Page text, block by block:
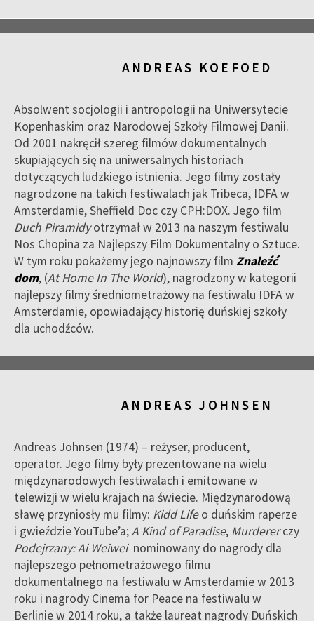
ANDREAS KOEFOED
Absolwent socjologii i antropologii na Uniwersytecie
Kopenhaskim oraz Narodowej Szkoły Filmowej Danii.
Od 2001 nakręcił szereg filmów doku­mentalnych
skupiających się na uniwersalnych historiach
dotyczących ludzkiego istnienia. Jego filmy zostały
nagrodzone na takich festiwalach jak Tribeca, IDFA w
Amsterdamie, Sheffield Doc czy CPH:DOX. Jego film
Duch Piramidyotrzymał w 2013 na naszym festiwalu
Nos Chopina za Naj­lepszy Film Dokumentalny o Sztuce.
W tym roku pokażemy jego najnowszy film Znaleźć
dom, (At Home In The World), nagrodzony w kategorii
naj­lepszy filmy średniometrażowy na festiwalu IDFA w
Amsterdamie, opowiadający historię duńskiej szkoły
dla uchodźców.
ANDREAS JOHNSEN
Andreas Johnsen (1974) – reżyser, producent,
operator. Jego filmy były prezentowane na wielu
międzynarodowych festiwalach i emitowane w
telewizji w wielu krajach na świecie. Międzynarodową
sławę przyniosły mu filmy: Kidd Lifeo duńskim raperze
i gwieździe YouTube’a;A Kind of Paradise, Murdererczy
Podejrzany: Ai Weiweinominowany do nagrody dla
najlepszego pełnometrażowego filmu
dokumentalnego na festiwalu w Amsterdamie w 2013
roku i nagrody Cinema for Peace na festiwalu w
Berlinie w 2014 roku, a także laureat nagrody Duńskich